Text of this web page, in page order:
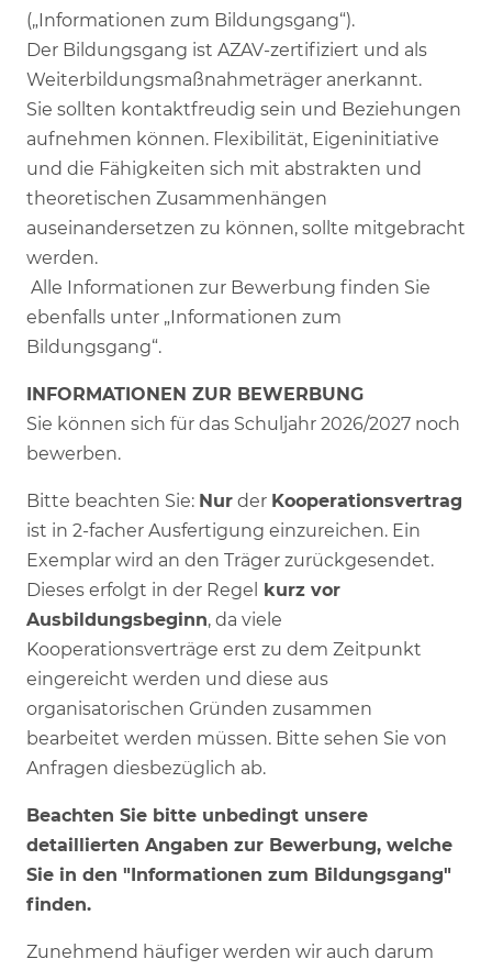
(„Informationen zum Bildungsgang“).
Der Bildungsgang ist AZAV-zertifiziert und als
Weiterbildungsmaßnahmeträger anerkannt.
Sie sollten kontaktfreudig sein und Beziehungen
aufnehmen können. Flexibilität, Eigeninitiative
und die Fähigkeiten sich mit abstrakten und
theoretischen Zusammenhängen
auseinandersetzen zu können, sollte mitgebracht
werden.
Alle Informationen zur Bewerbung finden Sie
ebenfalls unter „Informationen zum
Bildungsgang“.
INFORMATIONEN ZUR BEWERBUNG
Sie können sich für das Schuljahr 2026/2027 noch
bewerben.
Bitte beachten Sie: Nur der Kooperationsvertrag
ist in 2-facher Ausfertigung einzureichen. Ein
Exemplar wird an den Träger zurückgesendet.
Dieses erfolgt in der Regel
kurz vor
Ausbildungsbeginn, da viele
Kooperationsverträge erst zu dem Zeitpunkt
eingereicht werden und diese aus
organisatorischen Gründen zusammen
bearbeitet werden müssen. Bitte sehen Sie von
Anfragen diesbezüglich ab.
Beachten Sie bitte unbedingt unsere
detaillierten Angaben zur Bewerbung, welche
Sie in den "Informationen zum Bildungsgang"
finden.
Zunehmend häufiger werden wir auch darum